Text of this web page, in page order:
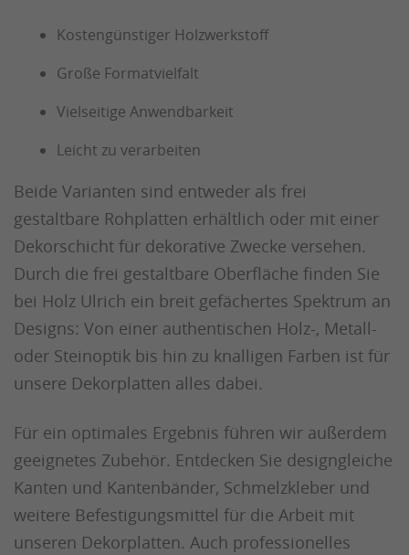
Kostengünstiger Holzwerkstoff
Große Formatvielfalt
Vielseitige Anwendbarkeit
Leicht zu verarbeiten
Beide Varianten sind entweder als frei
gestaltbare Rohplatten erhältlich oder mit einer
Dekorschicht für dekorative Zwecke versehen.
Durch die frei gestaltbare Oberfläche finden Sie
bei Holz Ulrich ein breit gefächertes Spektrum an
Designs: Von einer authentischen Holz-, Metall-
oder Steinoptik bis hin zu knalligen Farben ist für
unsere Dekorplatten alles dabei.
Für ein optimales Ergebnis führen wir außerdem
geeignetes Zubehör. Entdecken Sie designgleiche
Kanten und Kantenbänder, Schmelzkleber und
weitere Befestigungsmittel für die Arbeit mit
unseren Dekorplatten. Auch professionelles